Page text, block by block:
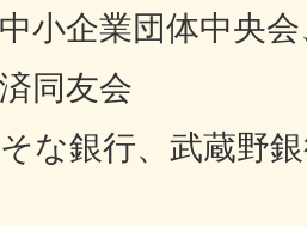
小企業団体中央
同友会
な銀行、武蔵野